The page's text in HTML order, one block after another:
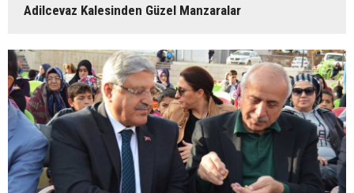
Adilcevaz Kalesinden Güzel Manzaralar